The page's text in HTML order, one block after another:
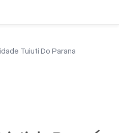
Tuiuti Do Parana